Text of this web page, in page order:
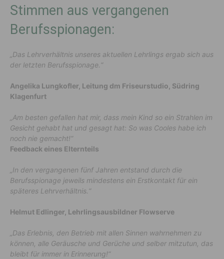
Stimmen aus vergangenen
Berufsspionagen:
„Das Lehrverhältnis unseres aktuellen Lehrlings ergab sich aus
der letzten Berufsspionage.“
Angelika Lungkofler, Leitung dm Friseurstudio, Südring
Klagenfurt
„Am besten gefallen hat mir, dass mein Kind so ein Strahlen im
Gesicht gehabt hat und gesagt hat: So was Cooles habe ich
noch nie gemacht!“
Feedback eines Elternteils
„In den vergangenen fünf Jahren entstand durch die
Berufsspionage jeweils mindestens ein Erstkontakt für ein
späteres Lehrverhältnis.“
Helmut Edlinger, Lehrlingsausbildner Flowserve
„Das Erlebnis, den Betrieb mit allen Sinnen wahrnehmen zu
können, alle Geräusche und Gerüche und selber mitzutun, das
bleibt für immer in Erinnerung!“